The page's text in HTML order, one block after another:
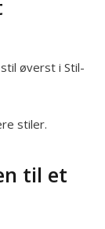
øverst i Stil-
stiler.
til et